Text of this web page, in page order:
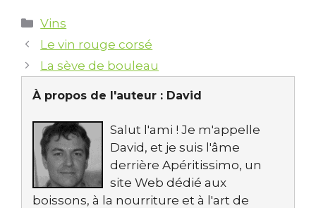
Catégories
Vins
Le vin rouge corsé
La sève de bouleau
À propos de l'auteur : David
Salut l'ami ! Je m'appelle
David, et je suis l'âme
derrière Apéritissimo, un
site Web dédié aux
boissons, à la nourriture et à l'art de